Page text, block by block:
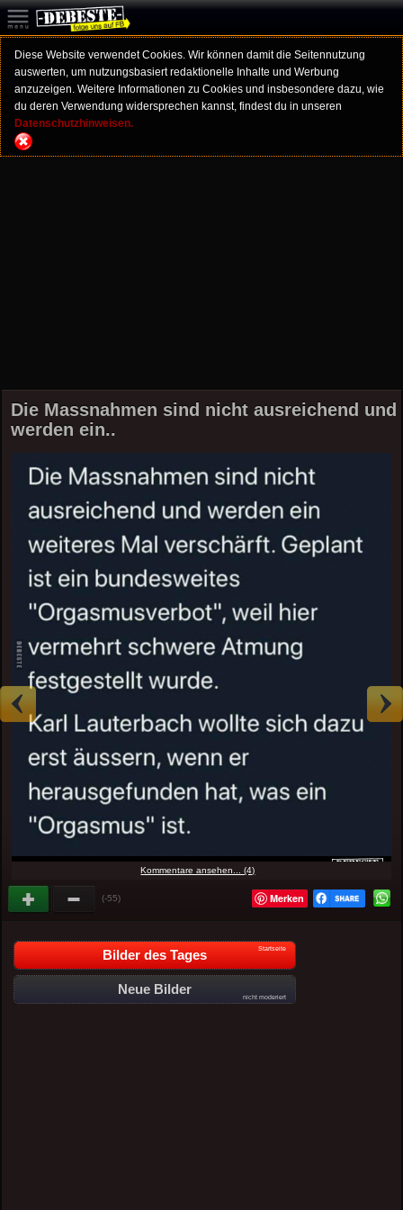
Diese Website verwendet Cookies. Wir können damit die Seitennutzung
auswerten, um nutzungsbasiert redaktionelle Inhalte und Werbung
anzuzeigen. Weitere Informationen zu Cookies und insbesondere dazu, wie
du deren Verwendung widersprechen kannst, findest du in unseren
Datenschutzhinweisen.
Die Massnahmen sind nicht ausreichend und
werden ein..
Kommentare ansehen... (4)
(-55) Merken
Bilder des Tages Startseite
Neue Bilder
nicht moderiert